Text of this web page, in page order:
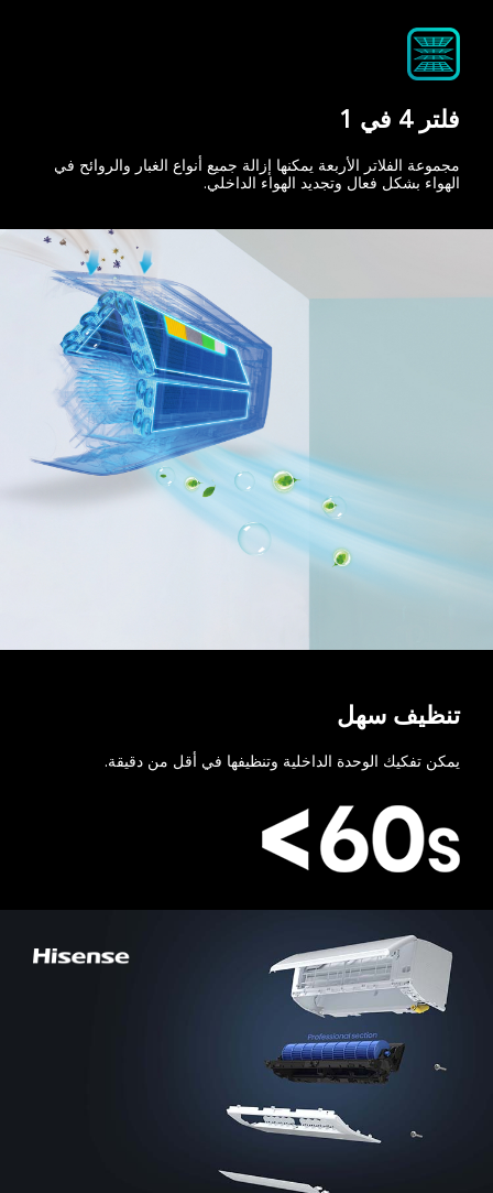
فلتر 4 في 1
مجموعة الفلاتر الأربعة يمكنها إزالة جميع أنواع الغبار والروائح في
الهواء بشكل فعال وتجديد الهواء الداخلي.
تنظيف سهل
يمكن تفكيك الوحدة الداخلية وتنظيفها في أقل من دقيقة.